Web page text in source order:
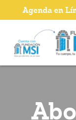
Agenda en